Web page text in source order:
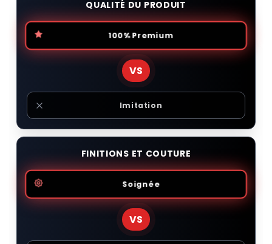
QUALITÉ DU PRODUIT
100% Premium
VS
Imitation
FINITIONS ET COUTURE
Soignée
VS